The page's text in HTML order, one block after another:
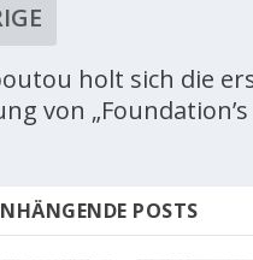
holt sich die
von „Foundation’s
POSTS